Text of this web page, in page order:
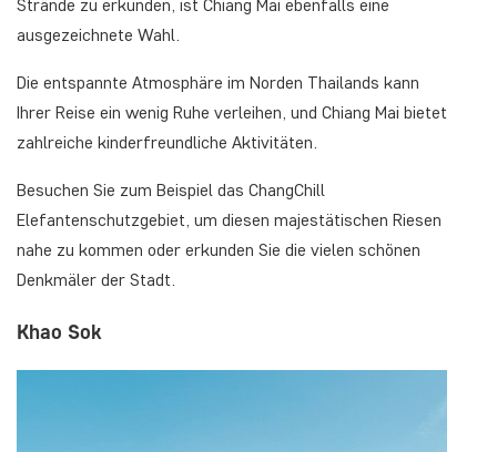
Strände zu erkunden, ist Chiang Mai ebenfalls eine
ausgezeichnete Wahl.
Die entspannte Atmosphäre im Norden Thailands kann
Ihrer Reise ein wenig Ruhe verleihen, und Chiang Mai bietet
zahlreiche kinderfreundliche Aktivitäten.
Besuchen Sie zum Beispiel das ChangChill
Elefantenschutzgebiet, um diesen majestätischen Riesen
nahe zu kommen oder erkunden Sie die vielen schönen
Denkmäler der Stadt.
Khao Sok